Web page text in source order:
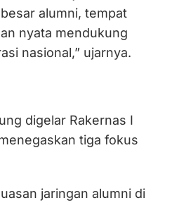
alumni, tempat
nyata mendukung
nasional,” ujarnya.
digelar Rakernas I
tiga fokus
jaringan alumni di